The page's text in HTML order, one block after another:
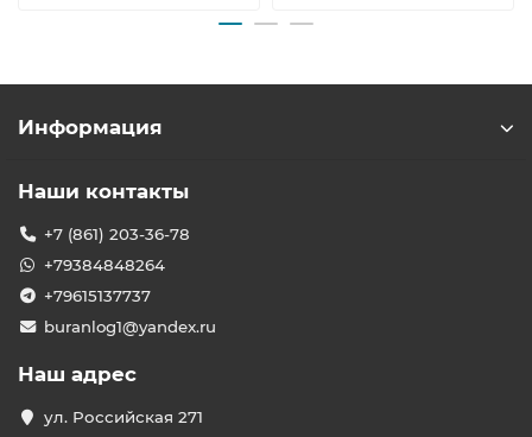
Информация
Наши контакты
+7 (861) 203-36-78
+79384848264
+79615137737
buranlog1@yandex.ru
Наш адрес
ул. Российская 271